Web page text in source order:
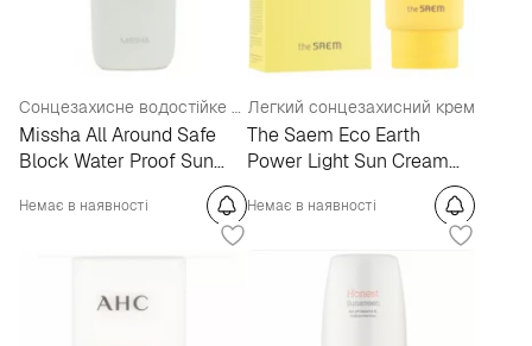
Сонцезахисне водостійке молочко для тіла
Missha All Around Safe
Block Water Proof Sun
Немає в наявності
Легкий сонцезахисний крем
The Saem Eco Earth
Power Light Sun Cream
Немає в наявності